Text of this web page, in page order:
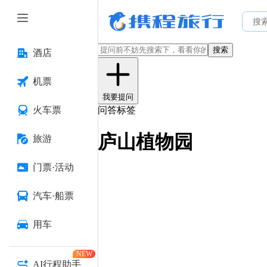
酒店
机票
火车票
旅游
门票·活动
汽车·船票
用车
AI行程助手
NEW
搜索
我要提问
问答标签
庐山植物园